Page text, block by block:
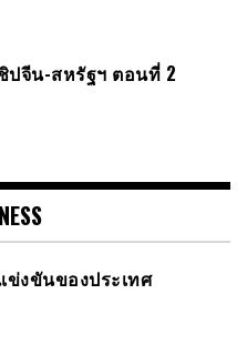
ปจีน-สหรัฐฯ ตอนที่ 2
ข่งขันของประเทศ